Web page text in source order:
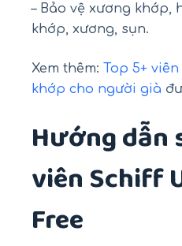
– Bảo vệ xương khớp,
khớp, xương, sụn.
Xem thêm: Top 5+
khớp cho người già
Hướng dẫn
viên Schiff
Free